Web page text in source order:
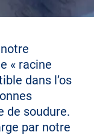
« racine
dans l’os
de soudure.
par notre